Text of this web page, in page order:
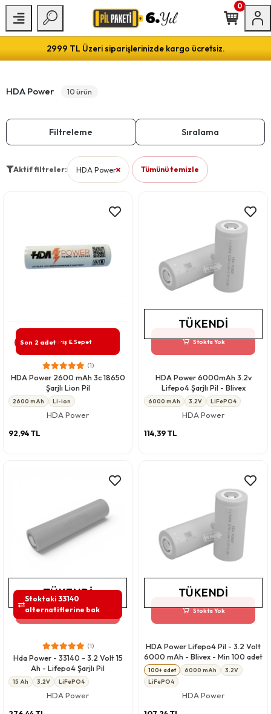
2999 TL Üzeri siparişlerinizde kargo ücretsiz.
0
HDA Power 10 ürün
Filtreleme Sıralama
Aktif filtreler: HDA Power
filtresini kaldır Tümünü temizle
Son 2 adetGiriş & Sepet
(1)
HDA Power 2600 mAh 3c 18650
Şarjlı Lion Pil
2600 mAh Li-ion
HDA Power
92,94 TL
Stokta Yok
TÜKENDI
HDA Power 6000mAh 3.2v
Lifepo4 Şarjlı Pil - Blivex
6000 mAh 3.2V LiFePO4
HDA Power
114,39 TL
Stokta Yok
TÜKENDI
Stoktaki 33140
alternatiflerine bak
(1)
Hda Power - 33140 - 3.2 Volt 15
Ah - Lifepo4 Şarjlı Pil
15 Ah 3.2V LiFePO4
HDA Power
Stokta Yok
TÜKENDI
HDA Power Lifepo4 Pil - 3.2 Volt
6000 mAh - Blivex - Min 100 adet
100+ adet 6000 mAh
3.2V
LiFePO4
HDA Power